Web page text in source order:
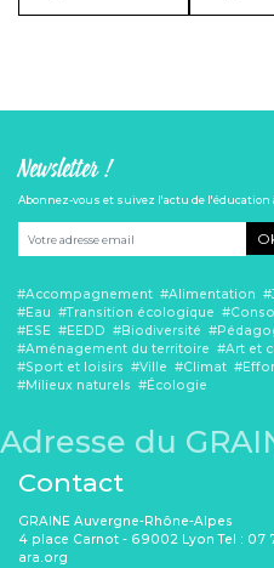
Newsletter !
Abonnez-vous et suivez l'actu de
Accompagnement Alimentation
Eau
Transition écologique
ESE
EEDD Biodiversité
Aménagement du territoire
Art et
Sport et loisirs
Ville Climat
Milieux naturels
Écologie
Adresse du
Contact
GRAINE Auvergne-Rhône-Alpes
4 place Carnot - 69002 Lyon Tel : 07
ara.org